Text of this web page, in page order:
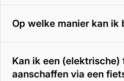
Op welke manier kan ik
Kan ik een (elektrische)
aanschaffen via een